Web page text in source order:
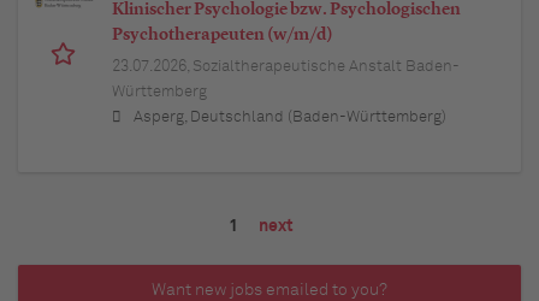
Klinischer Psychologie bzw. Psychologischen
Psychotherapeuten (w/m/d)
23.07.2026, Sozialtherapeutische Anstalt Baden-
Württemberg
Asperg, Deutschland (Baden-Württemberg)
1 next
Want new jobs emailed to you?